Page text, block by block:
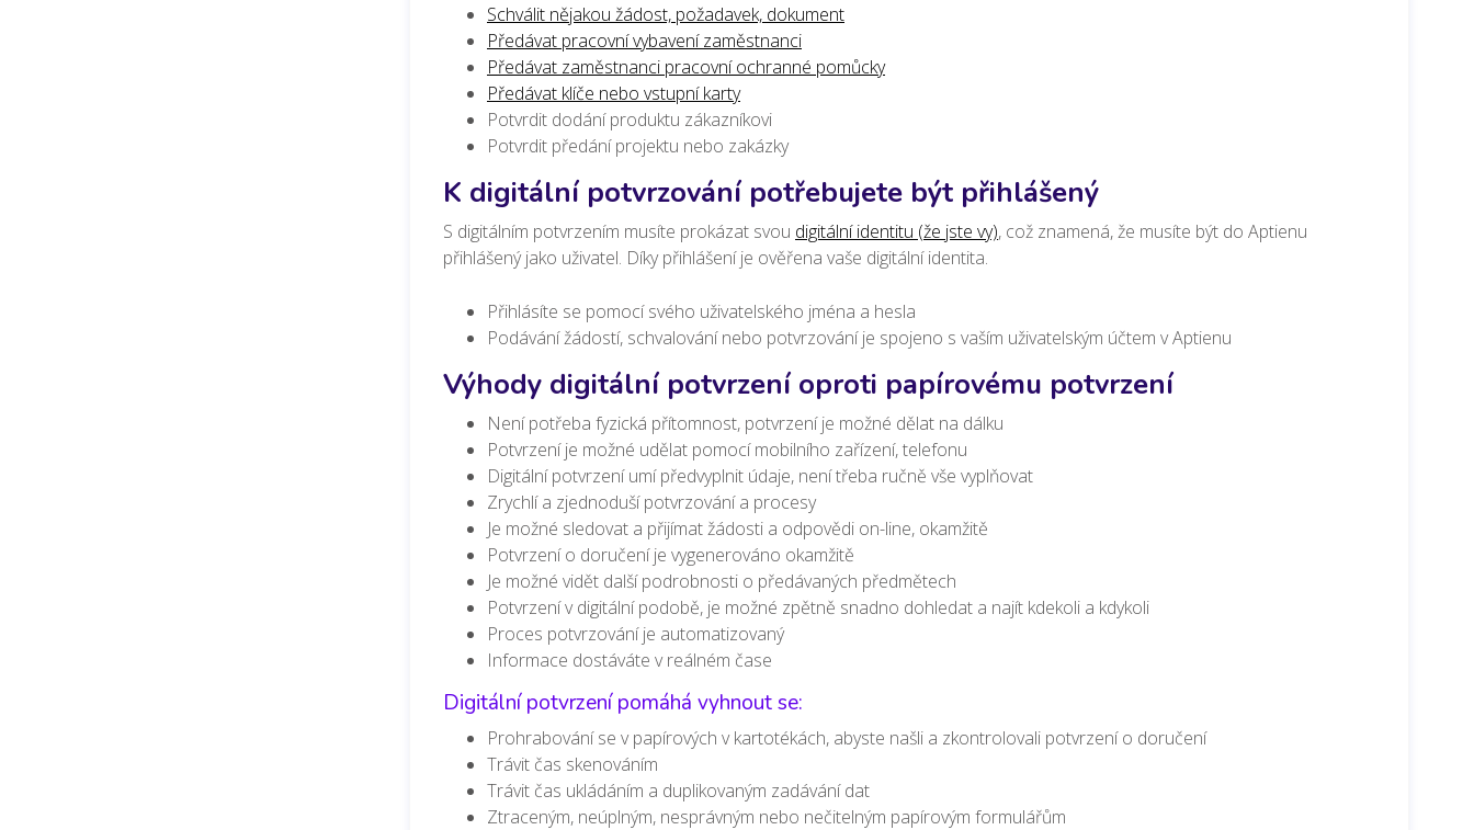
Schválit nějakou žádost, požadavek, dokument
Předávat pracovní vybavení zaměstnanci
Předávat zaměstnanci pracovní ochranné pomůcky
Předávat klíče nebo vstupní karty
Potvrdit dodání produktu zákazníkovi
Potvrdit předání projektu nebo zakázky
K digitální potvrzování potřebujete být přihlášený
S digitálním potvrzením musíte prokázat svou digitální identitu (že jste vy), což znamená, že musíte být do Aptienu
přihlášený jako uživatel. Díky přihlášení je ověřena vaše digitální identita.
Přihlásíte se pomocí svého uživatelského jména a hesla
Podávání žádostí, schvalování nebo potvrzování je spojeno s vaším uživatelským účtem v Aptienu
Výhody digitální potvrzení oproti papírovému potvrzení
Není potřeba fyzická přítomnost, potvrzení je možné dělat na dálku
Potvrzení je možné udělat pomocí mobilního zařízení, telefonu
Digitální potvrzení umí předvyplnit údaje, není třeba ručně vše vyplňovat
Zrychlí a zjednoduší potvrzování a procesy
Je možné sledovat a přijímat žádosti a odpovědi on-line, okamžitě
Potvrzení o doručení je vygenerováno okamžitě
Je možné vidět další podrobnosti o předávaných předmětech
Potvrzení v digitální podobě, je možné zpětně snadno dohledat a najít kdekoli a kdykoli
Proces potvrzování je automatizovaný
Informace dostáváte v reálném čase
Digitální potvrzení pomáhá vyhnout se:
Prohrabování se v papírových v kartotékách, abyste našli a zkontrolovali potvrzení o doručení
Trávit čas skenováním
Trávit čas ukládáním a duplikovaným zadávání dat
Ztraceným, neúplným, nesprávným nebo nečitelným papírovým formulářům